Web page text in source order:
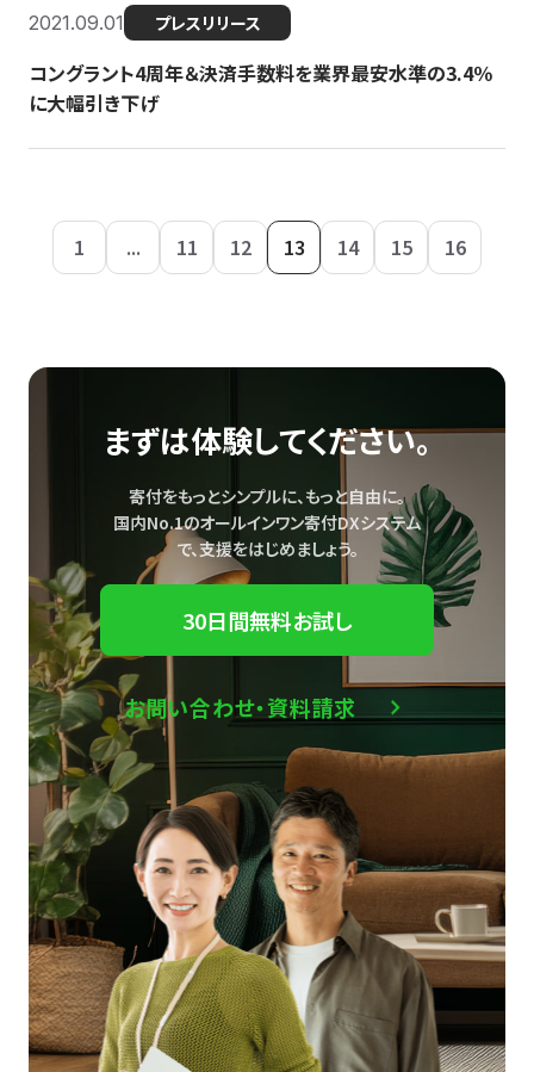
2021.09.01 プレスリリース
コングラント4周年＆決済手数料を業界最安水準の3.4％
に大幅引き下げ
1 ... 11 12 13 14 15 16
まずは体験してください。
寄付をもっとシンプルに、もっと自由に。
国内No.1のオールインワン寄付DXシステム
で、支援をはじめましょう。
30日間無料お試し
お問い合わせ・資料請求